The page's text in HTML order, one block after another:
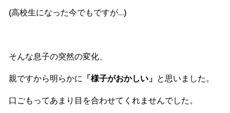
(高校生になった今でもですが…)
そんな息子の突然の変化、
親ですから明らかに 「様子がおかしい」 と思いました。
口ごもってあまり目を合わせてくれませんでした。